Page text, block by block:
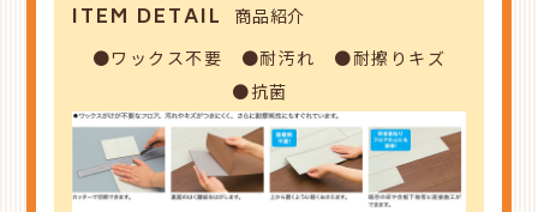
ITEM DETAIL 商品紹介
●ワックス不要 ●耐汚れ ●耐擦りキズ
●抗菌